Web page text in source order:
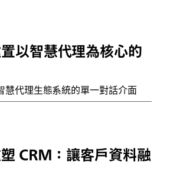
以智慧代理為核心的
代理生態系統的單一對話介面
CRM：讓客戶資料融